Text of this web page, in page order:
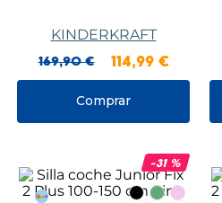
KINDERKRAFT
169,90 € 114,99 €
Comprar
-31%